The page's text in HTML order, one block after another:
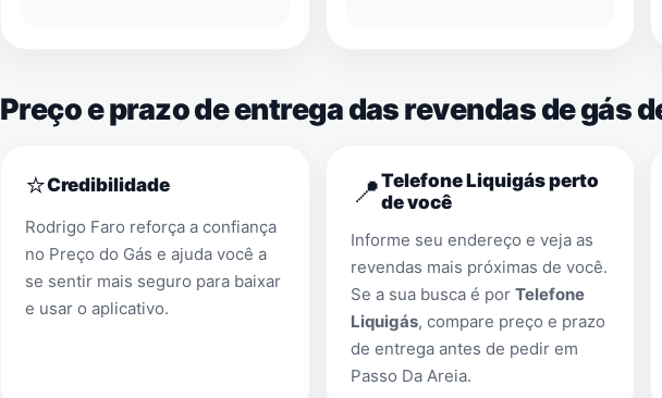
Preço e prazo de entrega das revendas de gás
⭐Credibilidade
Rodrigo Faro reforça a confiança
no Preço do Gás e ajuda você a
se sentir mais seguro para baixar
e usar o aplicativo.
📍Telefone Liquigás perto
de você
Informe seu endereço e veja as
revendas mais próximas de você.
Se a sua busca é por Telefone
Liquigás, compare preço e prazo
de entrega antes de pedir em
Passo Da Areia.